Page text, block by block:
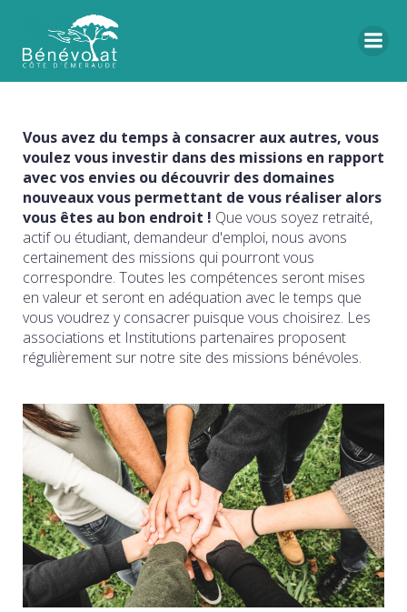
Vous avez du temps à consacrer aux autres, vous
voulez vous investir dans des missions en rapport
avec vos envies ou découvrir des domaines
nouveaux vous permettant de vous réaliser alors
vous êtes au bon endroit ! Que vous soyez retraité,
actif ou étudiant, demandeur d'emploi, nous avons
certainement des missions qui pourront vous
correspondre. Toutes les compétences seront mises
en valeur et seront en adéquation avec le temps que
vous voudrez y consacrer puisque vous choisirez. Les
associations et Institutions partenaires proposent
régulièrement sur notre site des missions bénévoles.